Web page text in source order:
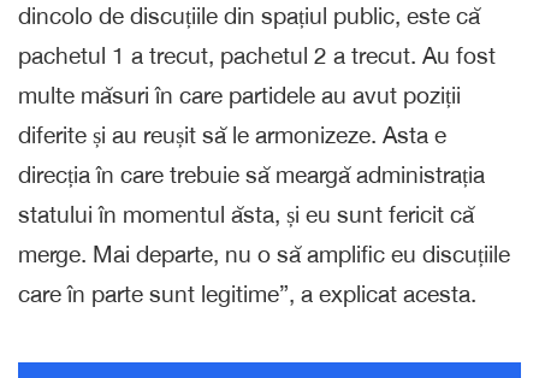
dincolo de discuțiile din spațiul public, este că
pachetul 1 a trecut, pachetul 2 a trecut. Au fost
multe măsuri în care partidele au avut poziții
diferite și au reușit să le armonizeze. Asta e
direcția în care trebuie să meargă administrația
statului în momentul ăsta, și eu sunt fericit că
merge. Mai departe, nu o să amplific eu discuțiile
care în parte sunt legitime”, a explicat acesta.